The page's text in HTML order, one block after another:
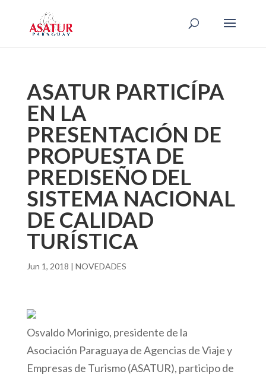
ASATUR PARTICÍPA
EN LA
PRESENTACIÓN DE
PROPUESTA DE
PREDISEÑO DEL
SISTEMA NACIONAL
DE CALIDAD
TURÍSTICA
Jun 1, 2018 | NOVEDADES
Osvaldo Morinigo, presidente de la
Asociación Paraguaya de Agencias de Viaje y
Empresas de Turismo (ASATUR), participo de